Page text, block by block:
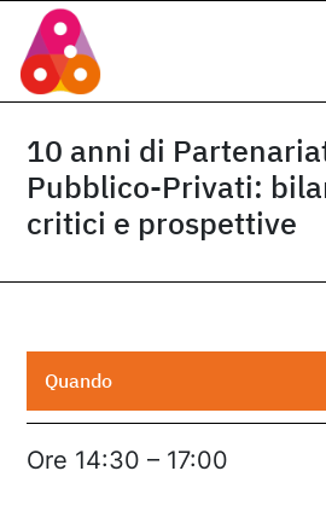
Vai al contenuto
Navigazione principale
Navigazione principale
10 anni di
Pubblico-Privati:
critici e prospettive
Quando
Ore 14:30 – 17:00